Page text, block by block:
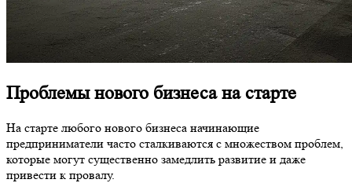
Проблемы нового бизнеса на старте
На старте любого нового бизнеса начинающие
предприниматели часто сталкиваются с множеством проблем,
которые могут существенно замедлить развитие и даже
привести к провалу.